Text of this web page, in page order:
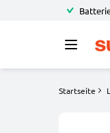
Startseite